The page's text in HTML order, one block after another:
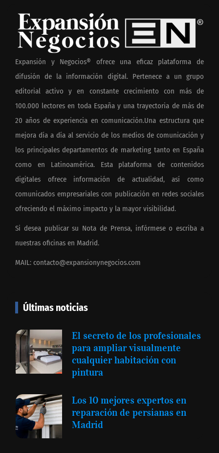
Expansión y Negocios® ofrece una eficaz plataforma de
difusión de la información digital. Pertenece a un grupo
editorial activo y en constante crecimiento con más de
100.000 lectores en toda España y una trayectoria de más de
20 años de experiencia en comunicación.Una estructura que
mejora día a día al servicio de los medios de comunicación y
los principales departamentos de marketing tanto en España
como en Latinoamérica. Esta plataforma de contenidos
digitales ofrece información de actualidad, así como
comunicados empresariales con publicación en redes sociales
ofreciendo el máximo impacto y la mayor visibilidad.
Si desea publicar su Nota de Prensa, infórmese o escriba a
nuestras oficinas en Madrid.
MAIL: contacto@expansionynegocios.com
Últimas noticias
El secreto de los profesionales
para ampliar visualmente
cualquier habitación con
pintura
Los 10 mejores expertos en
reparación de persianas en
Madrid